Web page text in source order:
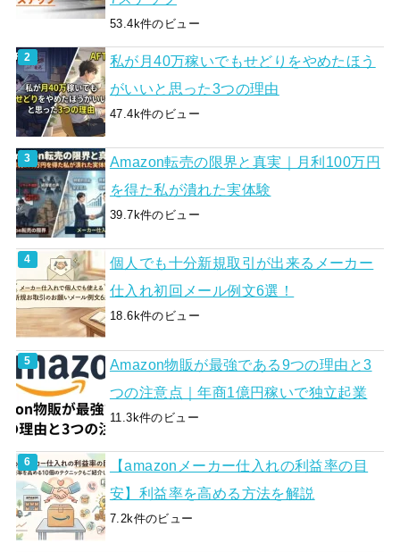
53.4k件のビュー
私が月40万稼いでもせどりをやめたほう
がいいと思った3つの理由
47.4k件のビュー
Amazon転売の限界と真実｜月利100万円
を得た私が潰れた実体験
39.7k件のビュー
個人でも十分新規取引が出来るメーカー
仕入れ初回メール例文6選！
18.6k件のビュー
Amazon物販が最強である9つの理由と3
つの注意点｜年商1億円稼いで独立起業
11.3k件のビュー
【amazonメーカー仕入れの利益率の目
安】利益率を高める方法を解説
7.2k件のビュー